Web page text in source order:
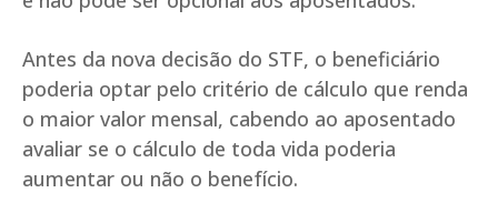
Antes da nova decisão do STF, o beneficiário
poderia optar pelo critério de cálculo que renda
o maior valor mensal, cabendo ao aposentado
avaliar se o cálculo de toda vida poderia
aumentar ou não o benefício.